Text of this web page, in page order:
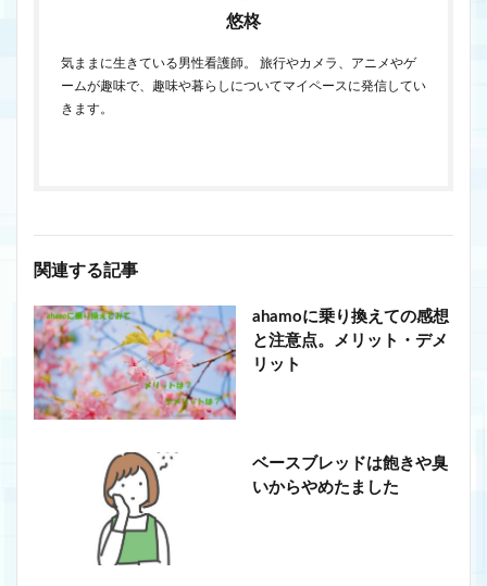
悠柊
気ままに生きている男性看護師。 旅行やカメラ、アニメやゲ
ームが趣味で、趣味や暮らしについてマイペースに発信してい
きます。
関連する記事
ahamoに乗り換えての感想
と注意点。メリット・デメ
リット
ベースブレッドは飽きや臭
いからやめたました